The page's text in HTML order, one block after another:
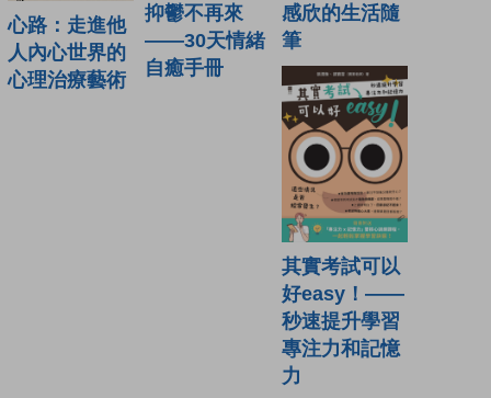
心路：走進他
人內心世界的
心理治療藝術
抑鬱不再來
——30天情緒
自癒手冊
感欣的生活隨
筆
其實考試可以
好easy！——
秒速提升學習
專注力和記憶
力